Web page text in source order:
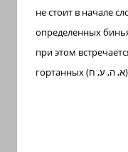
не стоит в начале
определенных
при этом
гортанных (א, ה, ע, ח